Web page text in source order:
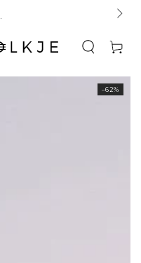
–62%